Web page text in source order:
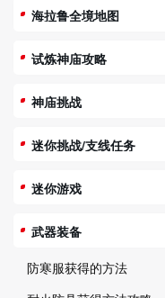
海拉鲁全境地图
试炼神庙攻略
神庙挑战
迷你挑战/支线任务
迷你游戏
武器装备
防寒服获得的方法